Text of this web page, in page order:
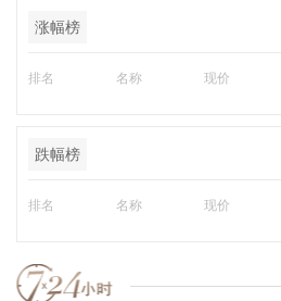
涨幅榜
排名 名称 现价
跌幅榜
排名 名称 现价